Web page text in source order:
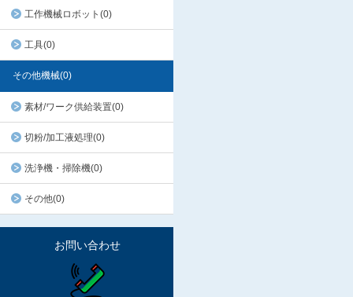
工作機械ロボット(0)
工具(0)
その他機械(0)
素材/ワーク供給装置(0)
切粉/加工液処理(0)
洗浄機・掃除機(0)
その他(0)
お問い合わせ